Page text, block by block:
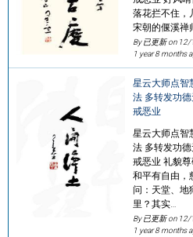
落花拦不住，
宋朝的偃溪禅
By 已更新 on 12/
1 year 8 months
星云大师点智
法 多转发功
戒恶业
星云大师点智
法 多转发功
戒恶业 礼貌
和平有自由，
问：天堂、地
里？其实…
By 已更新 on 12/
1 year 8 months